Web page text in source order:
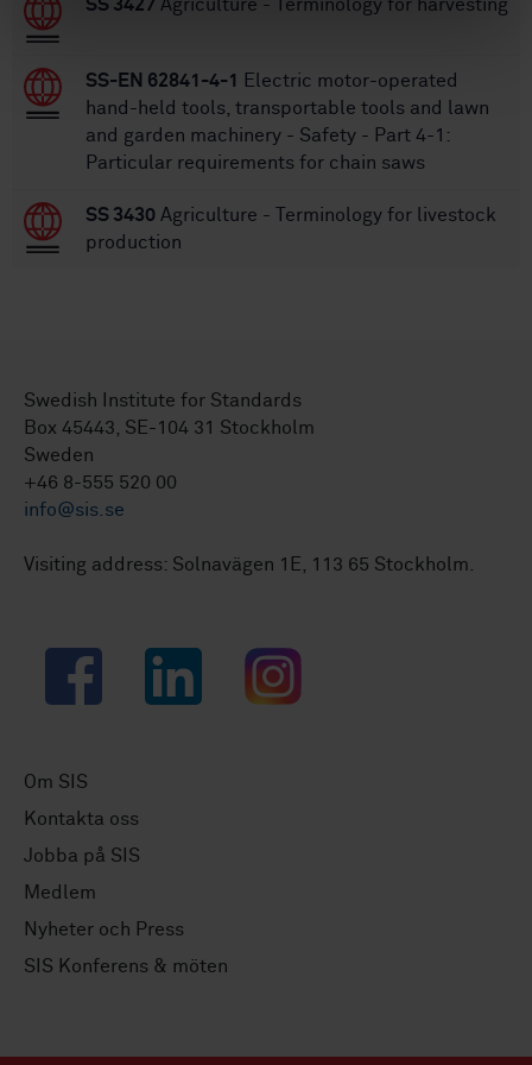
SS 3427 Agriculture - Terminology for harvesting
SS-EN 62841-4-1
Electric motor-operated
hand-held tools, transportable tools and lawn
and garden machinery - Safety - Part 4-1:
Particular requirements for chain saws
SS 3430 Agriculture - Terminology for livestock
production
Swedish Institute for Standards
Box 45443, SE-104 31 Stockholm
Sweden
+46 8-555 520 00
info@sis.se
Visiting address: Solnavägen 1E, 113 65 Stockholm.
Facebook LinkedIn Instagram
Om SIS
Kontakta oss
Jobba på SIS
Medlem
Nyheter och Press
SIS Konferens & möten